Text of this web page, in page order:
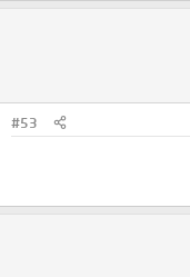
#53